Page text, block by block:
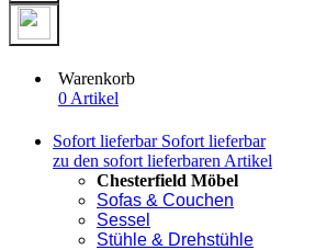
Warenkorb
0 Artikel
Sofort lieferbar Sofort lieferbar
zu den sofort lieferbaren Artikel
Chesterfield Möbel
Sofas & Couchen
Sessel
Stühle & Drehstühle